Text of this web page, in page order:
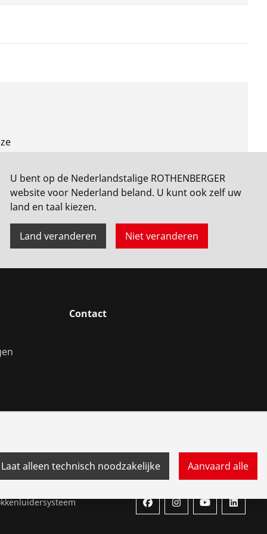
U bent op de Nederlandstalige ROTHENBERGER
website voor Nederland beland. U kunt ook zelf uw
land en taal kiezen.
Land veranderen Niet veranderen
Contact
Laat alleen technisch noodzakelijke Aanvaard alle